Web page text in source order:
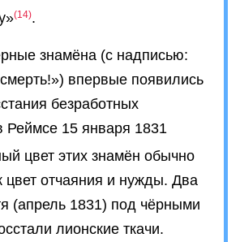
14 .
знамёна (с надписью:
впервые появились
безработных
Реймсе 15 января 1831
цвет этих знамён обычно
цвет отчаяния и нужды. Два
(апрель 1831) под чёрными
лионские ткачи.